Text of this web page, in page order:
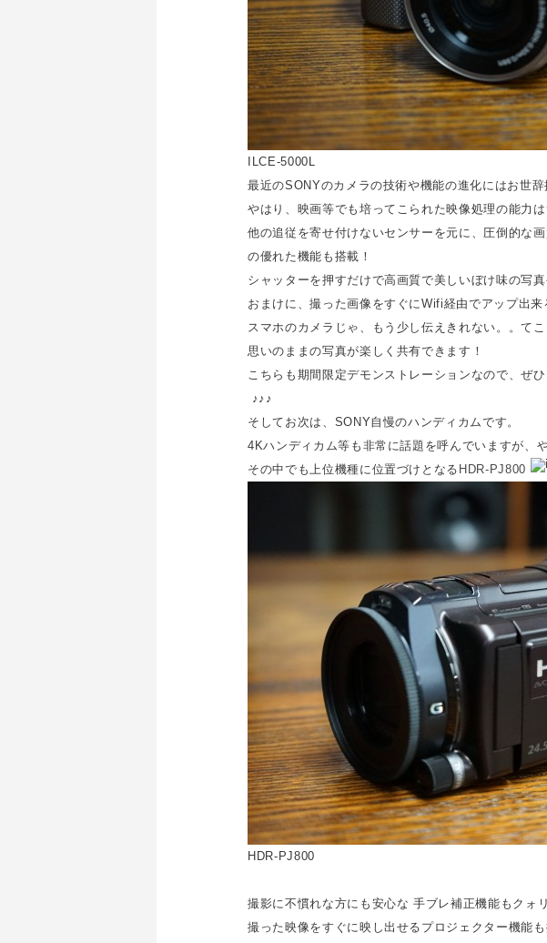
ILCE-5000L
最近のSONYのカメラの技術や機能の進化にはお世
やはり、映画等でも培ってこられた映像処理の能力は
他の追従を寄せ付けないセンサーを元に、圧倒的な
の優れた機能も搭載！
シャッターを押すだけで高画質で美しいぼけ味の写
おまけに、撮った画像をすぐにWifi経由でアップ出
スマホのカメラじゃ、もう少し伝えきれない。。て
思いのままの写真が楽しく共有できます！
こちらも期間限定デモンストレーションなので、ぜ
♪♪♪
そしてお次は、SONY自慢のハンディカムです。
4Kハンディカム等も非常に話題を呼んでいますが、
その中でも上位機種に位置づけとなる HDR-PJ800
HDR-PJ800
撮影に不慣れな方にも安心な 手ブレ補正機能もクォ
撮った映像をすぐに映し出せるプロジェクター機能